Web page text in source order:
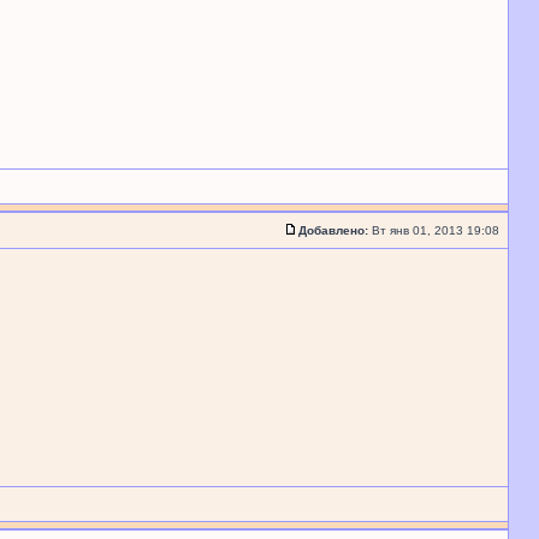
Добавлено: Вт янв 01, 2013 19:08